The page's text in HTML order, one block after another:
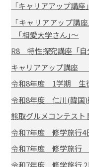
「キャリアアップ講
「キャリアアップ講
｢相愛大学さん｣～
R8 特性探究講座「自
キャリアアップ講座
令和8年度 1学期 生
令和8年度 仁川(韓
熊取グルメコンテスト
令和7年度 修学旅行4
令和7年度 修学旅行
令和7年度 修学旅行